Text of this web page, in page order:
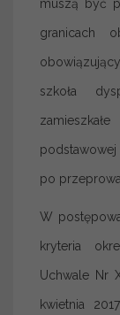
muszą być
granicach
szkoła
po
W
kryteria
Uchwale Nr
kwietnia